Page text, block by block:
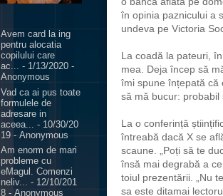
în opinia paznicului a
undeva pe Victoria
La coadă la pateuri,
mea. Deja încep să
îmi spune înțepată că
să mă bucur:
La o conferință
întreabă dacă X se
scaune. „Poți să te
însă mai degrabă a
toiul prezentării. „Nu
sa este ditamai
Avem card la ing
pentru alocatia
copilului care
ac... - 1/13/2020 -
Anonymous
Vad ca ai pus toate
formulele de
adresare in
aceea...
- 10/30/20
19 - Anonymous
Am enorm de mari
probleme cu
eMagul. Comenzi
neliv... - 12/10/201
8 - Anonymous